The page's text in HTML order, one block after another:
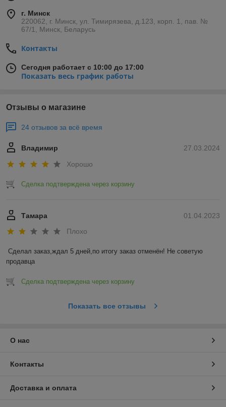
г. Минск
220062, г. Минск, ул. Тимирязева, д.123, корп. 1, пав. №
67/1, Минск, Беларусь
Контакты
Сегодня работает с 10:00 до 17:00
Показать весь график работы
Отзывы о магазине
24 отзывов за всё время
27.03.2024
Владимир
Хорошо
Сделка подтверждена через корзину
01.04.2023
Тамара
Плохо
Сделал заказ,ждал 5 дней,по итогу заказ отменён! Не советую
продавца
Сделка подтверждена через корзину
Показать все отзывы
О нас
Контакты
Доставка и оплата